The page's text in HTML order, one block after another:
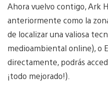
Ahora vuelvo contigo, Ark
anteriormente como la
de localizar una valiosa
medioambiental online), o
directamente, podrás
¡todo mejorado!).